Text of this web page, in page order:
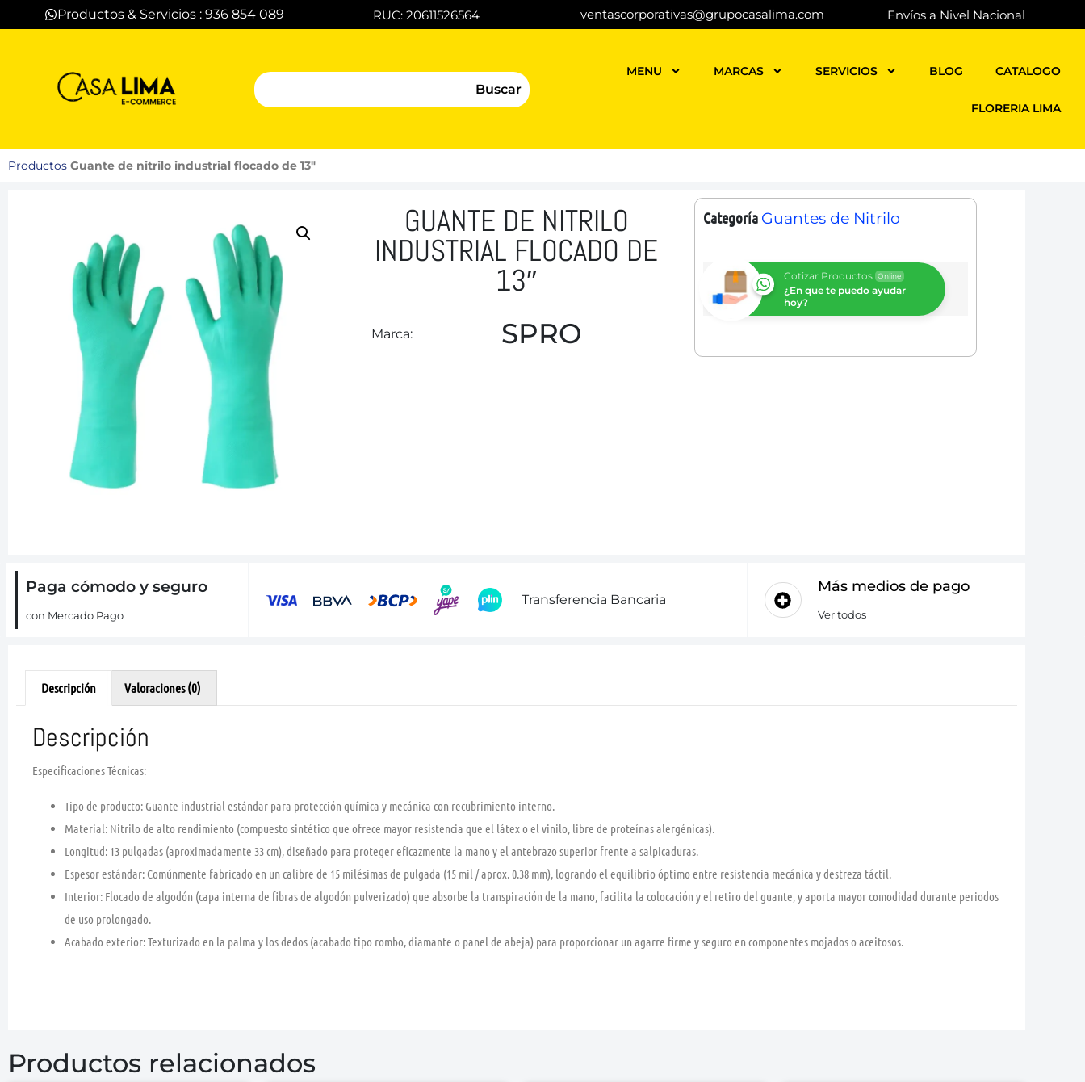
Productos & Servicios : 936 854 089 RUC: 20611526564 ventascorporativas@grupocasalima.com Envíos a Nivel Nacional
Buscar
MENU MARCAS SERVICIOS BLOG CATALOGO
FLORERIA LIMA
Productos Guante de nitrilo industrial flocado de 13″
GUANTE DE NITRILO
INDUSTRIAL FLOCADO DE
13″
Marca: SPRO
Categoría Guantes de Nitrilo
Cotizar Productos Online
¿En que te puedo ayudar
hoy?
Paga cómodo y seguro
con Mercado Pago
Transferencia Bancaria
Más medios de pago
Ver todos
Descripción Valoraciones (0)
Descripción
Especificaciones Técnicas:
Tipo de producto: Guante industrial estándar para protección química y mecánica con recubrimiento interno.
Material: Nitrilo de alto rendimiento (compuesto sintético que ofrece mayor resistencia que el látex o el vinilo, libre de proteínas alergénicas).
Longitud: 13 pulgadas (aproximadamente 33 cm), diseñado para proteger eficazmente la mano y el antebrazo superior frente a salpicaduras.
Espesor estándar: Comúnmente fabricado en un calibre de 15 milésimas de pulgada (15 mil / aprox. 0.38 mm), logrando el equilibrio óptimo entre resistencia mecánica y destreza táctil.
Interior: Flocado de algodón (capa interna de fibras de algodón pulverizado) que absorbe la transpiración de la mano, facilita la colocación y el retiro del guante, y aporta mayor comodidad durante periodos
de uso prolongado.
Acabado exterior:Texturizado en la palma y los dedos (acabado tipo rombo, diamante o panel de abeja) para proporcionar un agarre firme y seguro en componentes mojados o aceitosos.
Productos relacionados